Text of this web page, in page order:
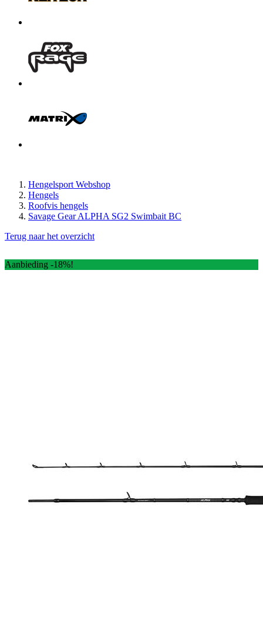
Hengelsport Webshop
Hengels
Roofvis hengels
Savage Gear ALPHA SG2 Swimbait BC
Terug naar het overzicht
Aanbieding -18%!